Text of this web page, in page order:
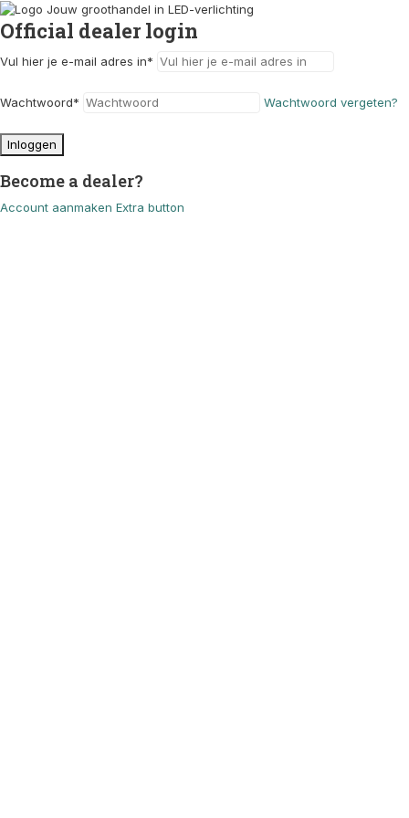
Official dealer login
Vul hier je e-mail adres in*
Wachtwoord* Wachtwoord vergeten?
Inloggen
Become a dealer?
Account aanmaken Extra button